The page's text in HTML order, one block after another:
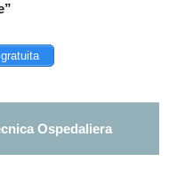
Ospedaliera